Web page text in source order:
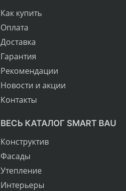
Как купить
Оплата
Доставка
Гарантия
Рекомендации
Новости и акции
Контакты
ВЕСЬ КАТАЛОГ SMART BAU
Конструктив
Фасады
Утепление
Интерьеры